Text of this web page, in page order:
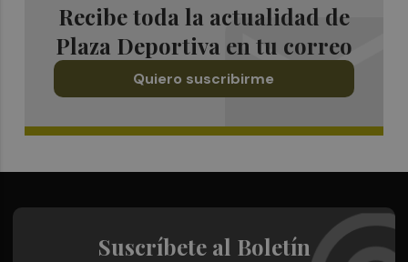
Recibe toda la actualidad de
Plaza Deportiva en tu correo
Quiero suscribirme
Suscríbete al Boletín